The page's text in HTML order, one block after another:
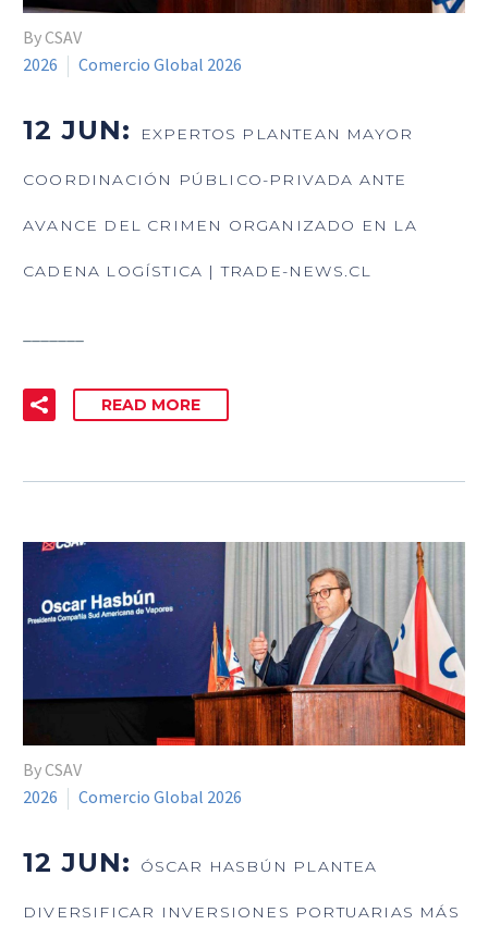
By CSAV
2026
Comercio Global 2026
12 JUN: EXPERTOS PLANTEAN MAYOR
COORDINACIÓN PÚBLICO-PRIVADA ANTE
AVANCE DEL CRIMEN ORGANIZADO EN LA
CADENA LOGÍSTICA | TRADE-NEWS.CL
READ MORE
By CSAV
2026
Comercio Global 2026
12 JUN: ÓSCAR HASBÚN PLANTEA
DIVERSIFICAR INVERSIONES PORTUARIAS MÁS